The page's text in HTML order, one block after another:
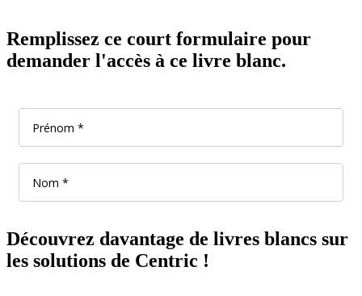
Remplissez ce court formulaire pour
demander l'accès à ce livre blanc.
Découvrez davantage de livres blancs sur
les solutions de Centric !